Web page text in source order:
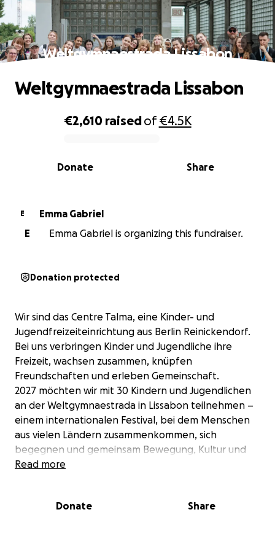
Weltgymnaestrada Lissabon
0% complete
€2,610 raisedof€4.5K
Share
Donate
Weltgymnaestrada Lissabon
E
Emma Gabriel
E
Emma Gabriel is organizing this fundraiser.
Donation protected
Wir sind das Centre Talma, eine Kinder- und
Jugendfreizeiteinrichtung aus Berlin Reinickendorf.
Bei uns verbringen Kinder und Jugendliche ihre
Freizeit, wachsen zusammen, knüpfen
Freundschaften und erleben Gemeinschaft.
2027 möchten wir mit 30 Kindern und Jugendlichen
an der Weltgymnaestrada in Lissabon teilnehmen –
einem internationalen Festival, bei dem Menschen
aus vielen Ländern zusammenkommen, sich
begegnen und gemeinsam Bewegung, Kultur und
Gemeinschaft erleben.
Nicht nur wegen der Veranstaltung selbst – sondern
Read more
Donate Share